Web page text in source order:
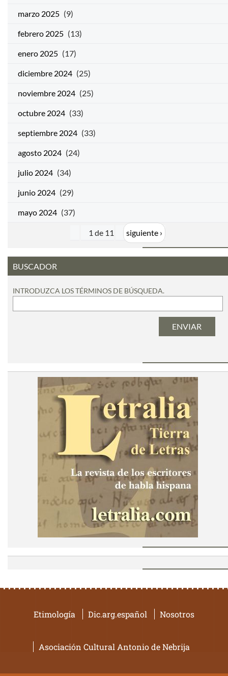
marzo 2025 (9)
febrero 2025 (13)
enero 2025 (17)
diciembre 2024 (25)
noviembre 2024 (25)
octubre 2024 (33)
septiembre 2024 (33)
agosto 2024 (24)
julio 2024 (34)
junio 2024 (29)
mayo 2024 (37)
1 de 11 siguiente ›
BUSCADOR
INTRODUZCA LOS TÉRMINOS DE BÚSQUEDA.
Etimología Dic.arg.español Nosotros
Asociación Cultural Antonio de Nebrija